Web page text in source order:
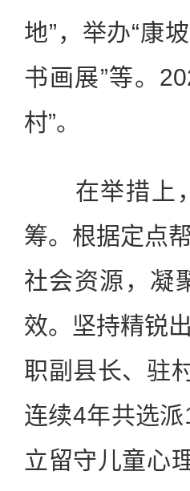
地”，举办“康
书画展”等。
村”。
在举措上，
筹。根据定点
社会资源，凝
效。坚持精锐
职副县长、驻
连续4年共选
立留守儿童心